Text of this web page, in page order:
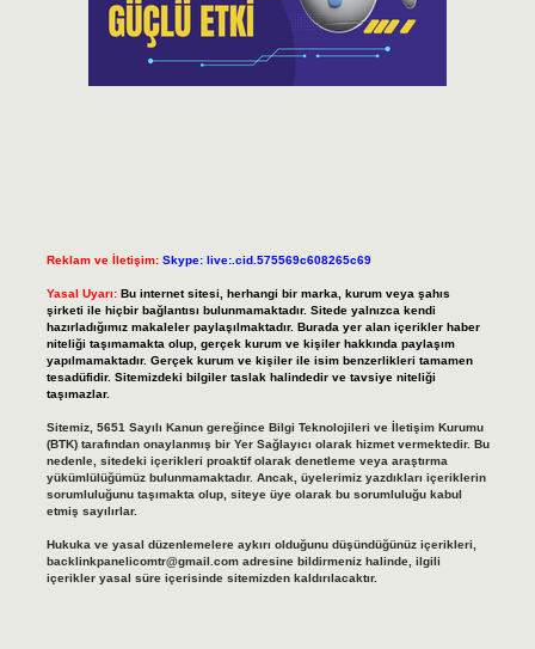
Reklam ve İletişim: Skype: live:.cid.575569c608265c69
Yasal Uyarı: Bu internet sitesi, herhangi bir marka, kurum veya şahıs
şirketi ile hiçbir bağlantısı bulunmamaktadır. Sitede yalnızca kendi
hazırladığımız makaleler paylaşılmaktadır. Burada yer alan içerikler haber
niteliği taşımamakta olup, gerçek kurum ve kişiler hakkında paylaşım
yapılmamaktadır. Gerçek kurum ve kişiler ile isim benzerlikleri tamamen
tesadüfidir. Sitemizdeki bilgiler taslak halindedir ve tavsiye niteliği
taşımazlar.
Sitemiz, 5651 Sayılı Kanun gereğince Bilgi Teknolojileri ve İletişim Kurumu
(BTK) tarafından onaylanmış bir Yer Sağlayıcı olarak hizmet vermektedir. Bu
nedenle, sitedeki içerikleri proaktif olarak denetleme veya araştırma
yükümlülüğümüz bulunmamaktadır. Ancak, üyelerimiz yazdıkları içeriklerin
sorumluluğunu taşımakta olup, siteye üye olarak bu sorumluluğu kabul
etmiş sayılırlar.
Hukuka ve yasal düzenlemelere aykırı olduğunu düşündüğünüz içerikleri,
backlinkpanelicomtr@gmail.comadresine bildirmeniz halinde, ilgili
içerikler yasal süre içerisinde sitemizden kaldırılacaktır.